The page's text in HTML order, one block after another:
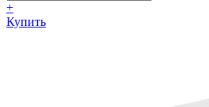
+
Купить